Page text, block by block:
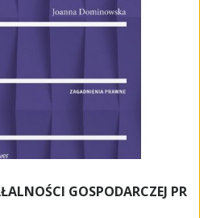
GOSPODARCZEJ PR